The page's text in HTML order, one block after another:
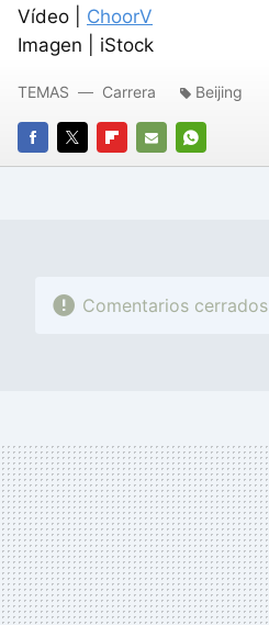
Vídeo | ChoorV
Imagen | iStock
FACEBOOK
TWITTERFLIPBOARD
E-
WHATSAPP
TEMAS Carrera Beijing
Comentarios cerrados